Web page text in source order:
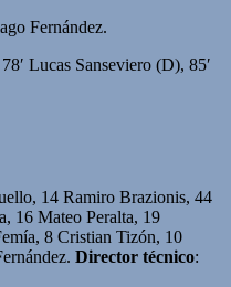
Fernández.
Lucas Sanseviero (D), 85′
14 Ramiro Brazionis, 44
16 Mateo Peralta, 19
8 Cristian Tizón, 10
Director técnico: